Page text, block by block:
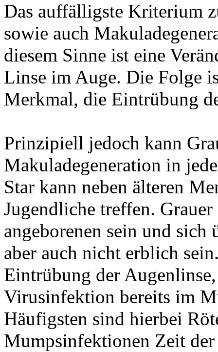
Das auffälligste Kriterium
sowie auch
diesem Sinne ist eine
Linse im Auge. Die Folge
Merkmal, die Eintrübung
Prinzipiell jedoch kann
Makuladegeneration in
Star kann neben älteren
Jugendliche treffen.
angeborenen sein und sich
aber auch nicht erblich
Eintrübung der
Virusinfektion bereits im
Häufigsten sind hierbei
Mumpsinfektionen Zeit der